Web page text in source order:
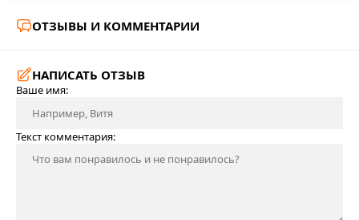
ОТЗЫВЫ И КОММЕНТАРИИ
НАПИСАТЬ ОТЗЫВ
Ваше имя:
Текст комментария: